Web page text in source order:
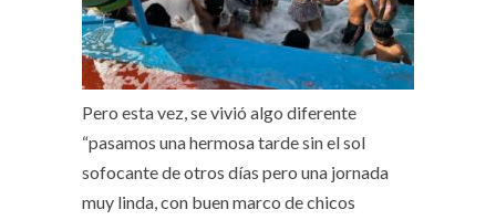
Pero esta vez, se vivió algo diferente
“pasamos una hermosa tarde sin el sol
sofocante de otros días pero una jornada
muy linda, con buen marco de chicos